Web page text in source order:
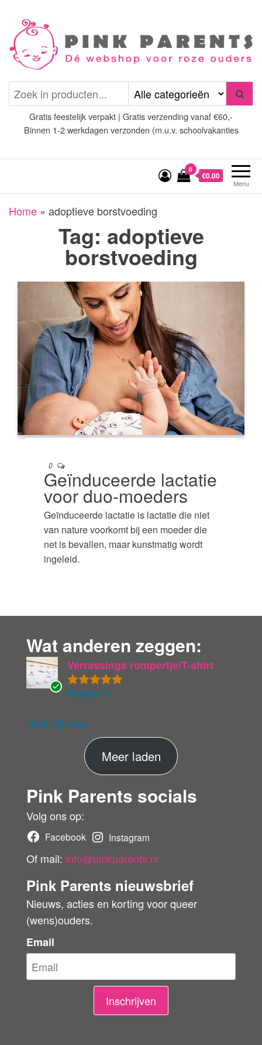
inhoud
Pink Parents
(wens)ouders
Gratis feestelijk verpakt | Gratis verzending vanaf €60,-
Binnen 1-2 werkdagen verzonden (m.u.v. schoolvakanties
Menu
0
€0.00
Home » adoptieve borstvoeding
Tag: adoptieve
borstvoeding
0
Geïnduceerde lactatie
voor duo-moeders
Geïnduceerde lactatie is lactatie die niet
van nature voorkomt bij een moeder die
net is bevallen, maar kunstmatig wordt
ingeleid.
Wat anderen zeggen:
eri
r
Gewaardeer
Verrassings rompertje/T-shirt
Maaike V.
Heel blij mee.
Meer ladenM
e
e
o
r
i
g
Pink Parents socials
Volg ons op:
Facebook Instagram
Of mail: info@pinkparents.nl
Pink Parents nieuwsbrief
Nieuws, acties en korting voor queer
(wens)ouders.
Email
Inschrijven